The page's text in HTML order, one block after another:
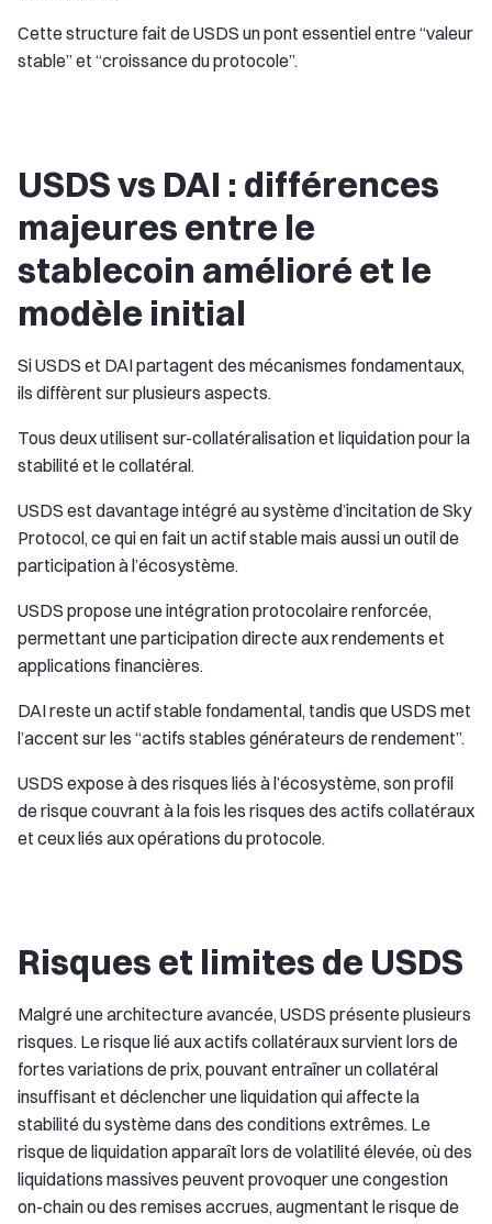
Cette structure fait de USDS un pont essentiel entre “valeur
stable” et “croissance du protocole”.
USDS vs DAI : différences
majeures entre le
stablecoin amélioré et le
modèle initial
Si USDS et DAI partagent des mécanismes fondamentaux,
ils diffèrent sur plusieurs aspects.
Tous deux utilisent sur-collatéralisation et liquidation pour la
stabilité et le collatéral.
USDS est davantage intégré au système d’incitation de Sky
Protocol, ce qui en fait un actif stable mais aussi un outil de
participation à l’écosystème.
USDS propose une intégration protocolaire renforcée,
permettant une participation directe aux rendements et
applications financières.
DAI reste un actif stable fondamental, tandis que USDS met
l’accent sur les “actifs stables générateurs de rendement”.
USDS expose à des risques liés à l’écosystème, son profil
de risque couvrant à la fois les risques des actifs collatéraux
et ceux liés aux opérations du protocole.
Risques et limites de USDS
Malgré une architecture avancée, USDS présente plusieurs
risques. Le risque lié aux actifs collatéraux survient lors de
fortes variations de prix, pouvant entraîner un collatéral
insuffisant et déclencher une liquidation qui affecte la
stabilité du système dans des conditions extrêmes. Le
risque de liquidation apparaît lors de volatilité élevée, où des
liquidations massives peuvent provoquer une congestion
on-chain ou des remises accrues, augmentant le risque de